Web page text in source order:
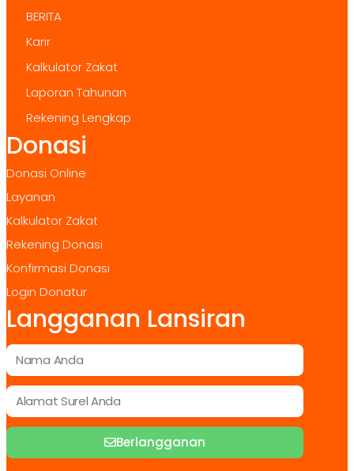
BERITA
Karir
Kalkulator Zakat
Laporan Tahunan
Rekening Lengkap
Donasi
Donasi Online
Layanan
Kalkulator Zakat
Rekening Donasi
Konfirmasi Donasi
Login Donatur
Langganan Lansiran
Berlangganan